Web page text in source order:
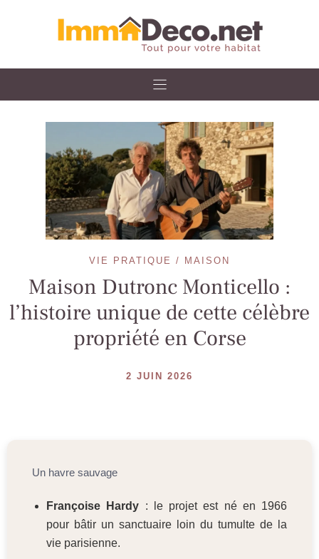
VIE PRATIQUE / MAISON
Maison Dutronc Monticello :
l’histoire unique de cette célèbre
propriété en Corse
2 JUIN 2026
Un havre sauvage
Françoise Hardy : le projet est né en 1966
pour bâtir un sanctuaire loin du tumulte de la
vie parisienne.